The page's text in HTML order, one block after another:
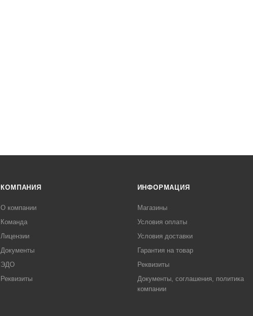
КОМПАНИЯ
О компании
Команда
Лицензии
Документы
ЭДО
Реквизиты
ИНФОРМАЦИЯ
Магазины
Условия оплаты
Условия доставки
Гарантия на товар
Реквизиты
Документы, соглашения, политика
компании